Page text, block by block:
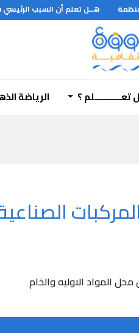
هــل تعلم أن السبب الرئيسي
؟ الرياضة
المواد الاوليه والخام